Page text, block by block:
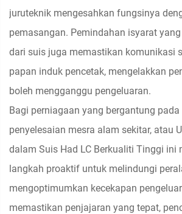
juruteknik mengesahkan fungsinya
pemasangan. Pemindahan isyarat
dari suis juga memastikan komunikasi
papan induk pencetak, mengelakkan
boleh mengganggu pengeluaran.
Bagi perniagaan yang bergantung pada
penyelesaian mesra alam sekitar, atau
dalam Suis Had LC Berkualiti Tinggi ini
langkah proaktif untuk melindungi
mengoptimumkan kecekapan
memastikan penjajaran yang tepat,